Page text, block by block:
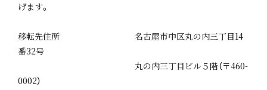
げます。
移転先住所 名古屋市中区丸の内三丁目14
番32号
丸の内三丁目ビル５階（〒460-
0002）